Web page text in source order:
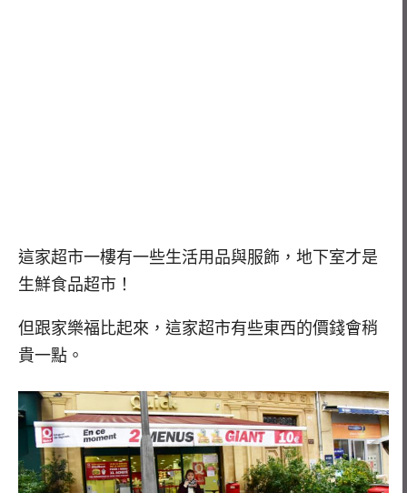
這家超市一樓有一些生活用品與服飾，地下室才是
生鮮食品超市！
但跟家樂福比起來，這家超市有些東西的價錢會稍
貴一點。